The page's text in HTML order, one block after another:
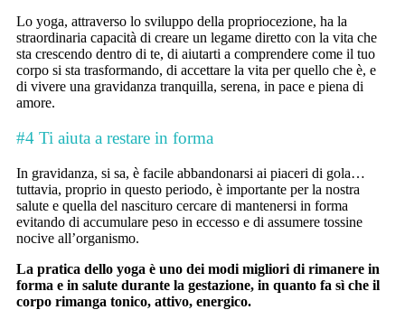
Lo yoga, attraverso lo sviluppo della propriocezione, ha la
straordinaria capacità di creare un legame diretto con la vita che
sta crescendo dentro di te, di aiutarti a comprendere come il tuo
corpo si sta trasformando, di accettare la vita per quello che è, e
di vivere una gravidanza tranquilla, serena, in pace e piena di
amore.
#4 Ti aiuta a restare in forma
In gravidanza, si sa, è facile abbandonarsi ai piaceri di gola…
tuttavia, proprio in questo periodo, è importante per la nostra
salute e quella del nascituro cercare di mantenersi in forma
evitando di accumulare peso in eccesso e di assumere tossine
nocive all’organismo.
La pratica dello yoga è uno dei modi migliori di rimanere in
forma e in salute durante la gestazione, in quanto fa sì che il
corpo rimanga tonico, attivo, energico.